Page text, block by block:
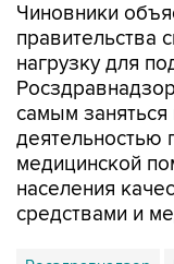
Чиновники
правительства
нагрузку для
самым
деятельностью
медицинской
населения
средствами и